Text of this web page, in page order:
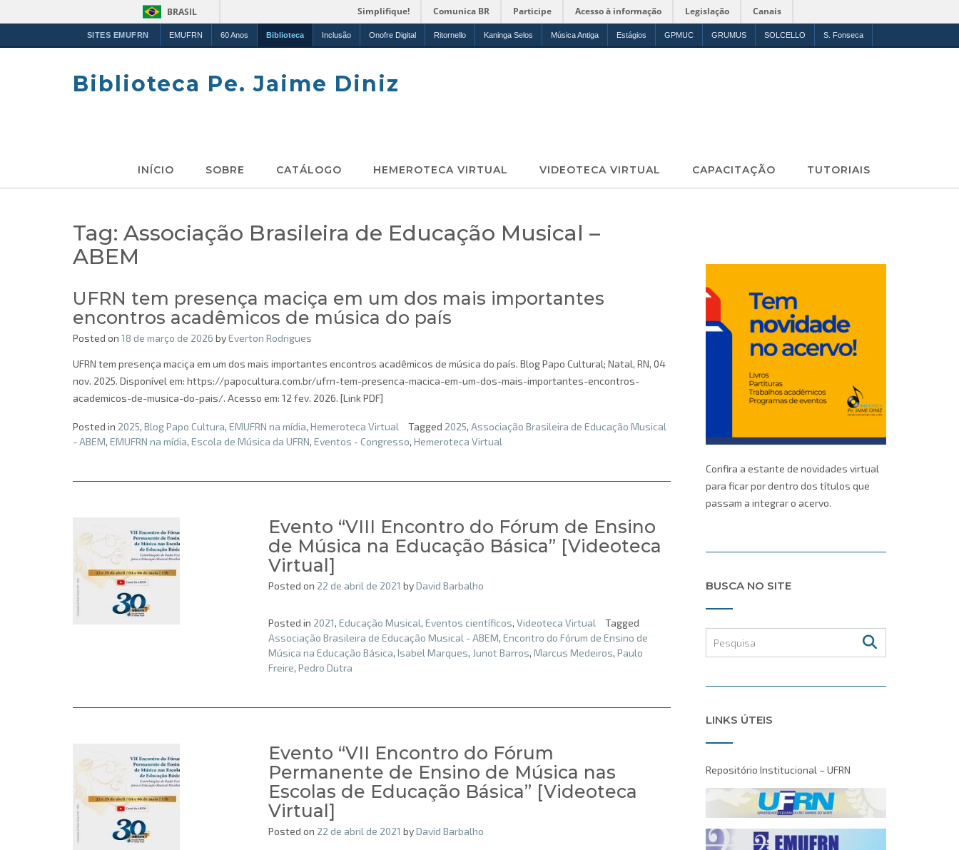
BRASIL Simplifique! Comunica BR Participe Acesso à informação Legislação Canais
SITES EMUFRN EMUFRN 60 Anos Biblioteca Inclusão Onofre Digital Ritornello Kaninga Selos Música Antiga Estágios GPMUC GRUMUS SOLCELLO S. Fonseca
Biblioteca Pe. Jaime Diniz
INÍCIO SOBRE CATÁLOGO HEMEROTECA VIRTUAL VIDEOTECA VIRTUAL CAPACITAÇÃO TUTORIAIS
Tag: Associação Brasileira de Educação Musical –
ABEM
UFRN tem presença maciça em um dos mais importantes
encontros acadêmicos de música do país
Posted on 18 de março de 2026 byEverton Rodrigues
UFRN tem presença maciça em um dos mais importantes encontros acadêmicos de música do país. Blog Papo Cultural; Natal, RN, 04
nov. 2025. Disponível em: https://papocultura.com.br/ufrn-tem-presenca-macica-em-um-dos-mais-importantes-encontros-
academicos-de-musica-do-pais/. Acesso em: 12 fev. 2026. [Link PDF]
Posted in 2025, Blog Papo Cultura, EMUFRN na mídia, Hemeroteca Virtual Tagged 2025, Associação Brasileira de Educação Musical
- ABEM, EMUFRN na mídia, Escola de Música da UFRN, Eventos - Congresso, Hemeroteca Virtual
Evento “VIII Encontro do Fórum de Ensino
de Música na Educação Básica” [Videoteca
Virtual]
Posted on 22 de abril de 2021 byDavid Barbalho
Posted in 2021, Educação Musical, Eventos científicos, Videoteca Virtual
Tagged
Associação Brasileira de Educação Musical - ABEM, Encontro do Fórum de Ensino de
Música na Educação Básica, Isabel Marques, Junot Barros, Marcus Medeiros, Paulo
Freire, Pedro Dutra
Evento “VII Encontro do Fórum
Permanente de Ensino de Música nas
Escolas de Educação Básica” [Videoteca
Virtual]
Posted on 22 de abril de 2021 byDavid Barbalho
Confira a estante de novidades virtual
para ficar por dentro dos títulos que
passam a integrar o acervo.
BUSCA NO SITE
LINKS ÚTEIS
Repositório Institucional – UFRN